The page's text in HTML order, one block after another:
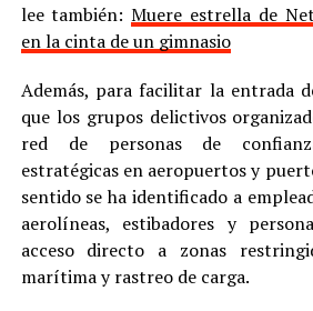
lee también:Muere estrella de
en la cinta de un gimnasio
Además, para facilitar la entrada
que los grupos delictivos
red de personas de
estratégicas en aeropuertos y
sentido se ha identificado a
aerolíneas, estibadores y
acceso directo a zonas
marítima y ​​rastreo de carga.